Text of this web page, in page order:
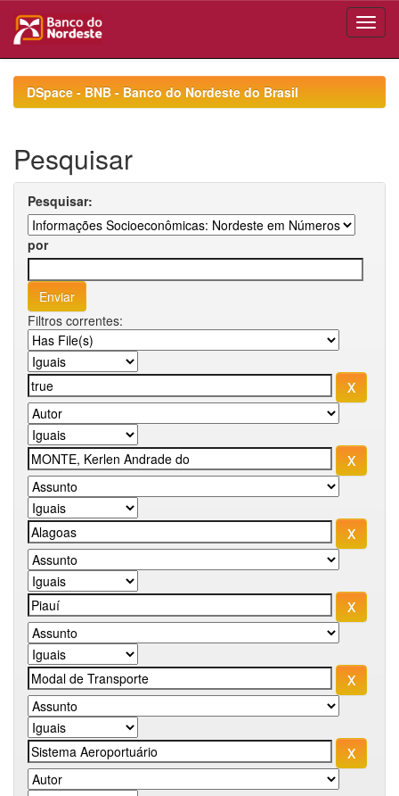
navigationDSpace - BNB - Banco do Nordeste do Brasil
Pesquisar
Pesquisar:
por
Filtros correntes: